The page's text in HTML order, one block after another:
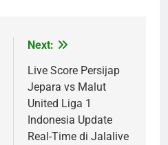
Next:
Live Score Persijap
Jepara vs Malut
United Liga 1
Indonesia Update
Real-Time di Jalalive